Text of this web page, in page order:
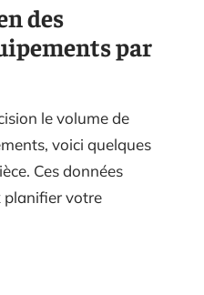
des
par
le volume de
voici quelques
Ces données
planifier votre